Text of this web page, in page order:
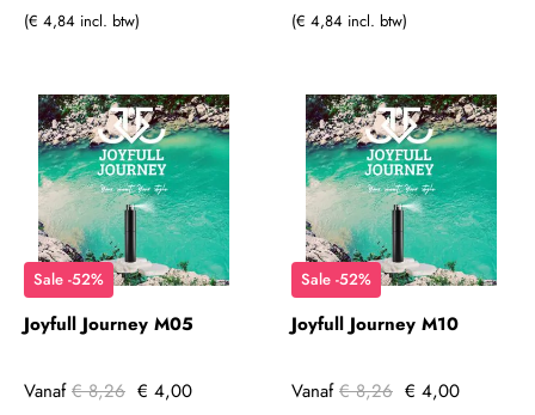
(€ 4,84 incl. btw) (€ 4,84 incl. btw)
Sale -52%
Joyfull Journey M05
Vanaf € 8,26 € 4,00
Sale -52%
Joyfull Journey M10
Vanaf € 8,26 € 4,00